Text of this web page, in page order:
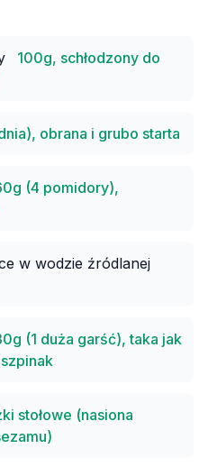
100g, schłodzony do
obrana i grubo starta
(4 pomidory),
w wodzie źródlanej
(1 duża garść), taka jak
szpinak
stołowe (nasiona